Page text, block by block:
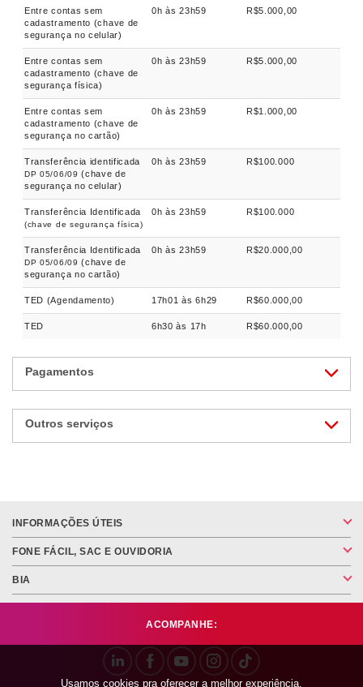
Entre contas sem
cadastramento (chave de
segurança no celular)
0h às 23h59 R$5.000,00
Entre contas sem
cadastramento (chave de
segurança física)
0h às 23h59 R$5.000,00
Entre contas sem
cadastramento (chave de
segurança no cartão)
0h às 23h59 R$1.000,00
Transferência identificada
DP 05/06/09 (chave de
segurança no celular)
0h às 23h59 R$100.000
Transferência Identificada
(chave de segurança física)
0h às 23h59 R$100.000
Transferência Identificada
DP 05/06/09 (chave de
segurança no cartão)
0h às 23h59 R$20.000,00
TED (Agendamento) 17h01 às 6h29 R$60.000,00
TED 6h30 às 17h R$60.000,00
Pagamentos
Outros serviços
Usamos cookies pra oferecer a melhor experiência,
INFORMAÇÕES ÚTEIS
FONE FÁCIL, SAC E OUVIDORIA
BIA
ACOMPANHE: